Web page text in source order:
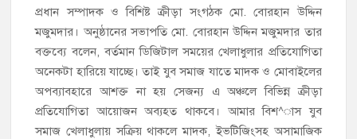
প্রধান সম্পাদক ও বিশিষ্ট ক্রীড়া সংগঠক মো. বোরহান উদ্দিন
মজুমদার। অনুষ্ঠানের সভাপতি মো. বোরহান উদ্দিন মজুমদার তার
বক্তব্যে বলেন, বর্তমান ডিজিটাল সময়ের খেলাধুলার প্রতিযোগিতা
অনেকটা হারিয়ে যাচ্ছে। তাই যুব সমাজ যাতে মাদক ও মোবাইলের
অপব্যাবহারে আশক্ত না হয় সেজন্য এ অঞ্চলে বিভিন্ন ক্রীড়া
প্রতিযোগিতা আয়োজন অব্যহত থাকবে। আমার বিশ^াস যুব
সমাজ খেলাধুলায় সক্রিয় থাকলে মাদক, ইভটিজিংসহ অসামাজিক